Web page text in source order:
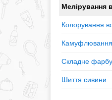
Мелірування
Колорування
Складне
Шиття сивини